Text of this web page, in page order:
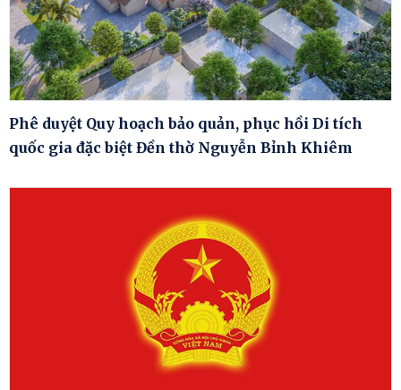
Phê duyệt Quy hoạch bảo quản, phục hồi Di tích
quốc gia đặc biệt Đền thờ Nguyễn Bỉnh Khiêm